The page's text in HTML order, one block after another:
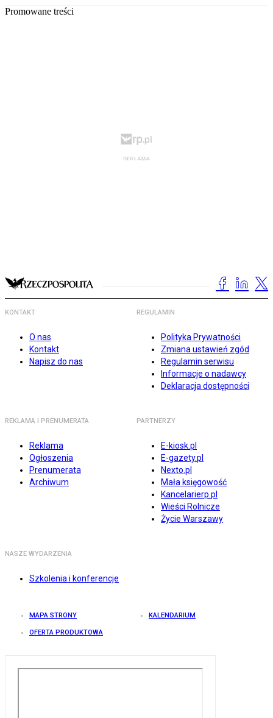
Promowane treści
KONTAKT
O nas
Kontakt
Napisz do nas
REGULAMIN
Polityka Prywatności
Zmiana ustawień zgód
Regulamin serwisu
Informacje o nadawcy
Deklaracja dostępności
REKLAMA I PRENUMERATA
Reklama
Ogłoszenia
Prenumerata
Archiwum
PARTNERZY
E-kiosk.pl
E-gazety.pl
Nexto.pl
Mała księgowość
Kancelarierp.pl
Wieści Rolnicze
Życie Warszawy
NASZE WYDARZENIA
Szkolenia i konferencje
MAPA STRONY KALENDARIUM
OFERTA PRODUKTOWA